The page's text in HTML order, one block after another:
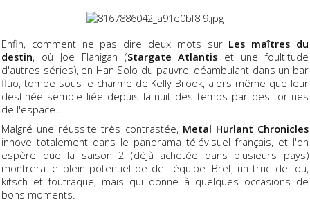
Enfin, comment ne pas dire deux mots sur Les maîtres du
destin, où Joe Flanigan (Stargate Atlantis et une foultitude
d'autres séries), en Han Solo du pauvre, déambulant dans un bar
fluo, tombe sous le charme de Kelly Brook, alors même que leur
destinée semble liée depuis la nuit des temps par des tortues
de l'espace...
Malgré une réussite très contrastée, Metal Hurlant Chronicles
innove totalement dans le panorama télévisuel français, et l'on
espère que la saison 2 (déjà achetée dans plusieurs pays)
montrera le plein potentiel de de l'équipe. Bref, un truc de fou,
kitsch et foutraque, mais qui donne à quelques occasions de
bons moments.